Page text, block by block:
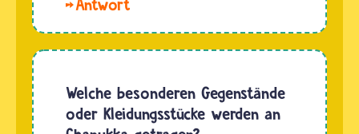
Chanukka
vor allem
Latkes zu
essen,
Welche besonderen Gegenstände
oder Kleidungsstücke werden an